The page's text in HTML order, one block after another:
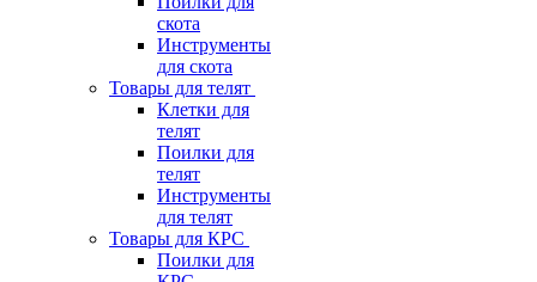
скота
Инструменты
для скота
Товары для телят
Клетки для
телят
Поилки для
телят
Инструменты
для телят
Товары для КРС
Поилки для